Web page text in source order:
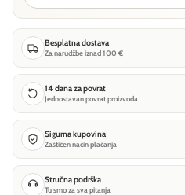
Besplatna dostava
Za narudžbe iznad 100 €
14 dana za povrat
Jednostavan povrat proizvoda
Sigurna kupovina
Zaštićen način plaćanja
Stručna podrška
Tu smo za sva pitanja